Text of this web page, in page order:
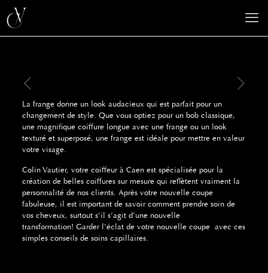
La frange donne un look audacieux qui est parfait pour un
changement de style. Que vous optiez pour un bob classique,
une magnifique coiffure longue avec une frange ou un look
texturé et superposé, une frange est idéale pour mettre en valeur
votre visage.
Colin Vautier, votre coiffeur à Caen est spécialisée pour la
création de belles coiffures sur mesure qui reflètent vraiment la
personnalité de nos clients. Après votre nouvelle coupe
fabuleuse, il est important de savoir comment prendre soin de
vos cheveux, surtout s’il s’agit d’une nouvelle
transformation! Garder l’éclat de votre nouvelle coupe avec ces
simples conseils de soins capillaires.